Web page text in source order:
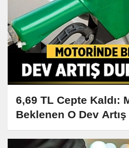
6,69 TL Cepte Kaldı:
Beklenen O Dev